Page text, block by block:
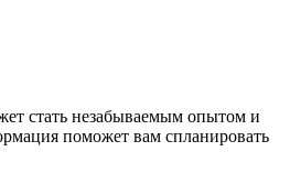
стать незабываемым опытом и
поможет вам спланировать